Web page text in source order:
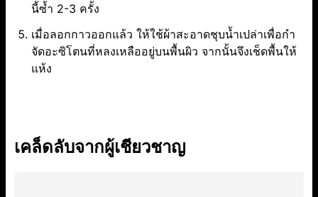
นี้ซ้ำ 2-3 ครั้ง
เมื่อลอกกาวออกแล้ว ให้ใช้ผ้าสะอาดชุบน้ำเปล่าเพื่อกำ
จัดอะซิโตนที่หลงเหลืออยู่บนพื้นผิว จากนั้นจึงเช็ดพื้นให้
แห้ง
เคล็ดลับจากผู้เชียวชาญ